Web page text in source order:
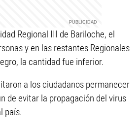
Regional III de Bariloche, el
y en las restantes Regionales
la cantidad fue inferior.
a los ciudadanos permanecer
de evitar la propagación del virus
país.